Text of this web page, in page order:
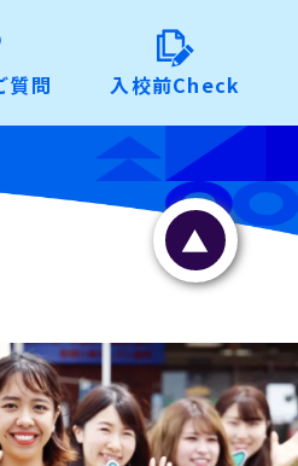
質問 入校前Check
▲